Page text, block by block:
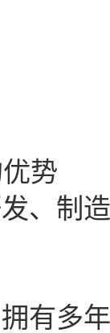
势
、制
有多